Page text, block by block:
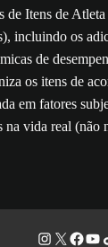
de Itens de
incluindo os
de
os itens de
em fatores
na vida real (não